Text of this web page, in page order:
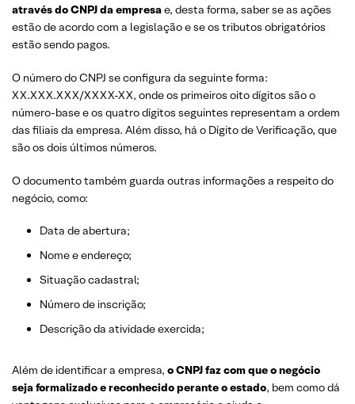
através do CNPJ da empresae, desta forma, saber se as ações
estão de acordo com a legislação e se os tributos obrigatórios
estão sendo pagos.
O número do CNPJ se configura da seguinte forma:
XX.XXX.XXX/XXXX-XX, onde os primeiros oito dígitos são o
número-base e os quatro dígitos seguintes representam a ordem
das filiais da empresa. Além disso, há o Dígito de Verificação, que
são os dois últimos números.
O documento também guarda outras informações a respeito do
negócio, como:
Data de abertura;
Nome e endereço;
Situação cadastral;
Número de inscrição;
Descrição da atividade exercida;
Além de identificar a empresa, o CNPJ faz com que o negócio
seja formalizado e reconhecido perante o estado, bem como dá